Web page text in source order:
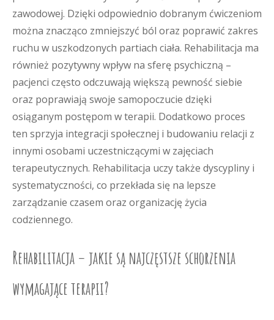
zawodowej. Dzięki odpowiednio dobranym ćwiczeniom
można znacząco zmniejszyć ból oraz poprawić zakres
ruchu w uszkodzonych partiach ciała. Rehabilitacja ma
również pozytywny wpływ na sferę psychiczną –
pacjenci często odczuwają większą pewność siebie
oraz poprawiają swoje samopoczucie dzięki
osiąganym postępom w terapii. Dodatkowo proces
ten sprzyja integracji społecznej i budowaniu relacji z
innymi osobami uczestniczącymi w zajęciach
terapeutycznych. Rehabilitacja uczy także dyscypliny i
systematyczności, co przekłada się na lepsze
zarządzanie czasem oraz organizację życia
codziennego.
Rehabilitacja – jakie są najczęstsze schorzenia
wymagające terapii?